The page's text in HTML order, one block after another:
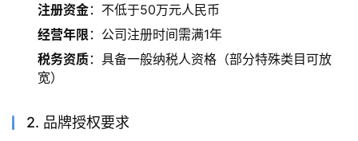
注册资金：不低于50万元人民币
经营年限 ：公司注册时间需满1年
税务资质：具备一般纳税人资格（部分特殊类目可放
宽）
2. 品牌授权要求